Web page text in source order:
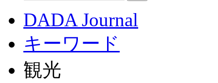
DADA Journal
キーワード
観光